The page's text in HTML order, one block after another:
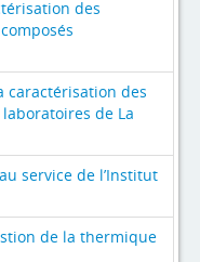
des
caractérisation des
de La
service de l’Institut
de la thermique